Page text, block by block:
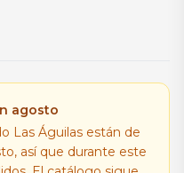
agosto
Las Águilas están de
así que durante este